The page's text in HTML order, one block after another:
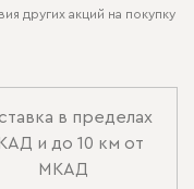
других акций на покупку
в пределах
и до 10 км от
МКАД